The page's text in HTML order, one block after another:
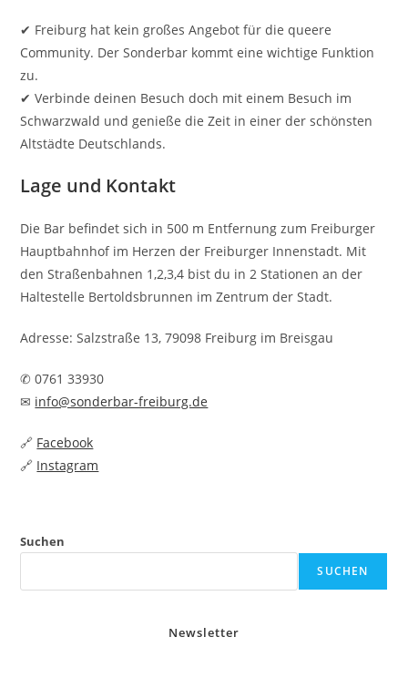
✔ Freiburg hat kein großes Angebot für die queere
Community. Der Sonderbar kommt eine wichtige Funktion
zu.
✔ Verbinde deinen Besuch doch mit einem Besuch im
Schwarzwald und genieße die Zeit in einer der schönsten
Altstädte Deutschlands.
Lage und Kontakt
Die Bar befindet sich in 500 m Entfernung zum Freiburger
Hauptbahnhof im Herzen der Freiburger Innenstadt. Mit
den Straßenbahnen 1,2,3,4 bist du in 2 Stationen an der
Haltestelle Bertoldsbrunnen im Zentrum der Stadt.
Adresse: Salzstraße 13, 79098 Freiburg im Breisgau
✆ 0761 33930
✉ info@sonderbar-freiburg.de
🔗 Facebook
🔗 Instagram
Suchen
SUCHEN
Newsletter